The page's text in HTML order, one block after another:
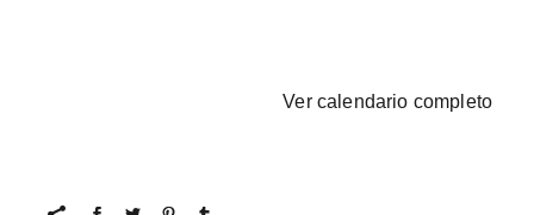
Ver calendario completo